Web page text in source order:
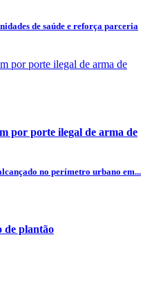
de saúde e reforça parceria
por porte ilegal de arma de
no perímetro urbano em...
de plantão